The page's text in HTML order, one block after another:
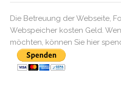
Die Betreuung der Webseite,
Webspeicher kosten Geld.
möchten, können Sie hier